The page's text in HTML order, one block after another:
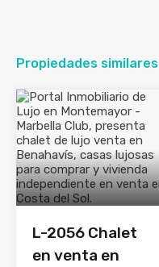
Propiedades similares
L-2056 Chalet
en venta en